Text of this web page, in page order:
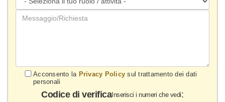
Acconsento la Privacy Policy sul trattamento dei dati
personali
Codice di verificaInserisci i numeri che vedi: